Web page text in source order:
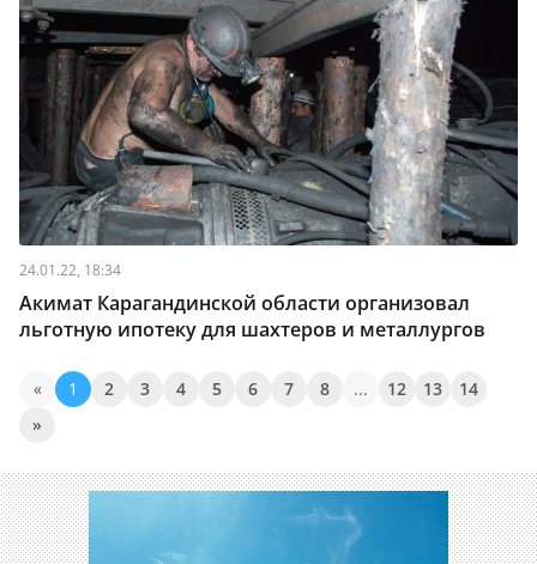
24.01.22, 18:34
Акимат Карагандинской области организовал
льготную ипотеку для шахтеров и металлургов
« 1 2 3 4 5 6 7 8 ... 12 13
14
»